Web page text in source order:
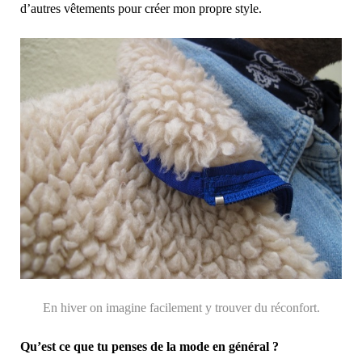
d’autres vêtements pour créer mon propre style.
En hiver on imagine facilement y trouver du réconfort.
Qu’est ce que tu penses de la mode en général ?